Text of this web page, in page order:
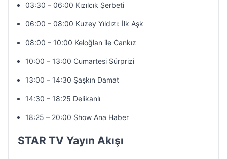
03:30 – 06:00 Kızılcık Şerbeti
06:00 – 08:00 Kuzey Yıldızı: İlk Aşk
08:00 – 10:00 Keloğlan ile Cankız
10:00 – 13:00 Cumartesi Sürprizi
13:00 – 14:30 Şaşkın Damat
14:30 – 18:25 Delikanlı
18:25 – 20:00 Show Ana Haber
STAR TV Yayın Akışı